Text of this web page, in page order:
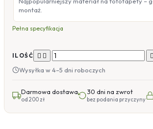
montaż.
Pełna specyfikacja
ILOŚĆ   
Wysyłka w 4–5 dni roboczych
Darmowa dostawa
od 200 zł
30 dni na zwrot
bez podania przyczyny